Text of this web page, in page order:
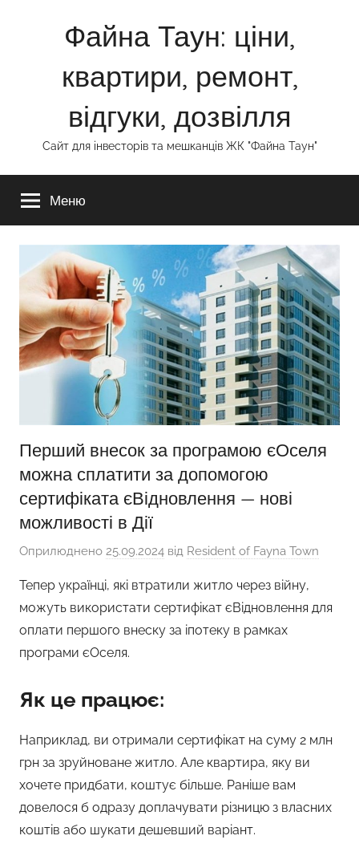
Файна Таун: ціни,
квартири, ремонт,
відгуки, дозвілля
Сайт для інвесторів та мешканців ЖК "Файна Таун"
Меню
Перший внесок за програмою єОселя
можна сплатити за допомогою
сертифіката єВідновлення — нові
можливості в Дії
Оприлюднено 25.09.2024 від Resident of Fayna Town
Тепер українці, які втратили житло через війну,
можуть використати сертифікат єВідновлення для
оплати першого внеску за іпотеку в рамках
програми єОселя.
Як це працює:
Наприклад, ви отримали сертифікат на суму 2 млн
грн за зруйноване житло. Але квартира, яку ви
хочете придбати, коштує більше. Раніше вам
довелося б одразу доплачувати різницю з власних
коштів або шукати дешевший варіант.